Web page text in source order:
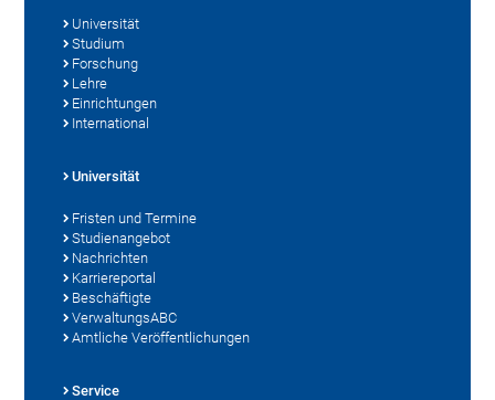
Universität
Studium
Forschung
Lehre
Einrichtungen
International
Universität
Fristen und Termine
Studienangebot
Nachrichten
Karriereportal
Beschäftigte
VerwaltungsABC
Amtliche Veröffentlichungen
Service